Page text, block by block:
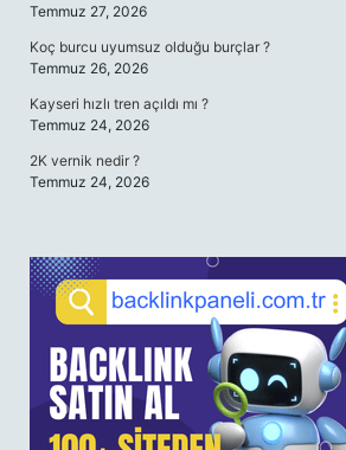
Temmuz 27, 2026
Koç burcu uyumsuz olduğu burçlar ?
Temmuz 26, 2026
Kayseri hızlı tren açıldı mı ?
Temmuz 24, 2026
2K vernik nedir ?
Temmuz 24, 2026